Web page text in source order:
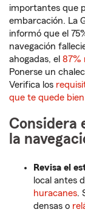
importantes que
embarcación. La
informó que el
navegación
ahogadas, el 87%
Ponerse un
Verifica los
que te quede
Considera
la
Revisa el
local antes
huracanes.
densas o